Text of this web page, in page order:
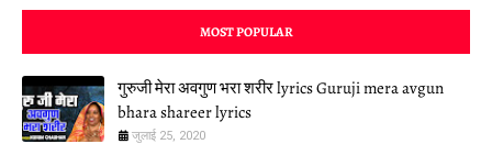
MOST POPULAR
गुरुजी मेरा अवगुण भरा शरीर lyrics Guruji mera avgun
bhara shareer lyrics
जुलाई 25, 2020